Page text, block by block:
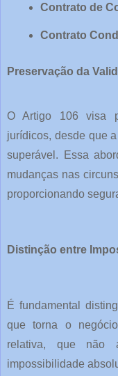
Contrato de
Contrato
Preservação da
O Artigo 106 visa
jurídicos, desde que
superável. Essa
mudanças nas
proporcionando
Distinção entre
É fundamental
que torna o
relativa, que não
impossibilidade